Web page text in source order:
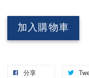
加入購物車
分享